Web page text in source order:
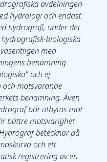
avdelningen
hydrologi och endast
hydrografi, under det
biologiska
med
benämning
och ej
och motsvarande
benämning. Även
bör utbytas mot
bättre motsvarighet
betecknar på
och ett
registrering av en